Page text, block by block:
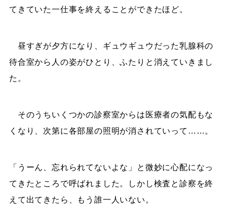
てきていた一仕事を終えることができたほど。
昼すぎが夕方になり、ギュウギュウだった乳腺科の
待合室から人の姿がひとり、ふたりと消えていきまし
た。
そのうちいくつかの診察室からは医療者の気配もな
くなり、次第に各部屋の照明が消されていって……。
「うーん、忘れられてないよな」と微妙に心配になっ
てきたところで呼ばれました。しかし検査と診察を終
えて出てきたら、もう誰一人いない。